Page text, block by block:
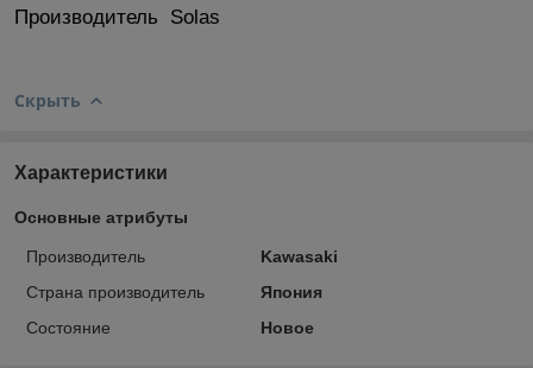
Производитель Solas
Скрыть
Характеристики
Основные атрибуты
Производитель
Kawasaki
Страна производитель
Япония
Состояние
Новое